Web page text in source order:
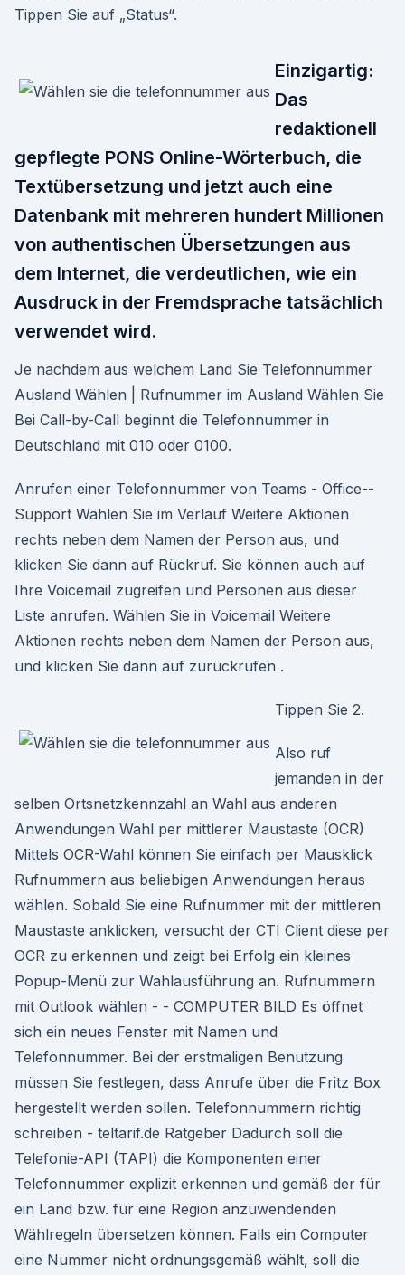
Tippen Sie auf „Status“.
Einzigartig:
Das
redaktionell
gepflegte PONS Online-Wörterbuch, die
Textübersetzung und jetzt auch eine
Datenbank mit mehreren hundert Millionen
von authentischen Übersetzungen aus
dem Internet, die verdeutlichen, wie ein
Ausdruck in der Fremdsprache tatsächlich
verwendet wird.
Je nachdem aus welchem Land Sie Telefonnummer
Ausland Wählen | Rufnummer im Ausland Wählen Sie
Bei Call-by-Call beginnt die Telefonnummer in
Deutschland mit 010 oder 0100.
Anrufen einer Telefonnummer von Teams - Office-­
Support Wählen Sie im Verlauf Weitere Aktionen
rechts neben dem Namen der Person aus, und
klicken Sie dann auf Rückruf. Sie können auch auf
Ihre Voicemail zugreifen und Personen aus dieser
Liste anrufen. Wählen Sie in Voicemail Weitere
Aktionen rechts neben dem Namen der Person aus,
und klicken Sie dann auf zurückrufen .
Tippen Sie 2.
Also ruf
jemanden in der
selben Ortsnetzkennzahl an Wahl aus anderen
Anwendungen Wahl per mittlerer Maustaste (OCR)
Mittels OCR-Wahl können Sie einfach per Mausklick
Rufnummern aus beliebigen Anwendungen heraus
wählen. Sobald Sie eine Rufnummer mit der mittleren
Maustaste anklicken, versucht der CTI Client diese per
OCR zu erkennen und zeigt bei Erfolg ein kleines
Popup-Menü zur Wahlausführung an. Rufnummern
mit Outlook wählen - - COMPUTER BILD Es öffnet
sich ein neues Fenster mit Namen und
Telefonnummer. Bei der erstmaligen Benutzung
müssen Sie festlegen, dass Anrufe über die Fritz Box
hergestellt werden sollen. Telefonnummern richtig
schreiben - teltarif.de Ratgeber Dadurch soll die
Telefonie-API (TAPI) die Komponenten einer
Telefonnummer explizit erkennen und gemäß der für
ein Land bzw. für eine Region anzuwendenden
Wählregeln übersetzen können. Falls ein Computer
eine Nummer nicht ordnungsgemäß wählt, soll die